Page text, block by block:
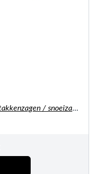
Snoeischaren / takkenscharen / takkenzagen / snoeizagen